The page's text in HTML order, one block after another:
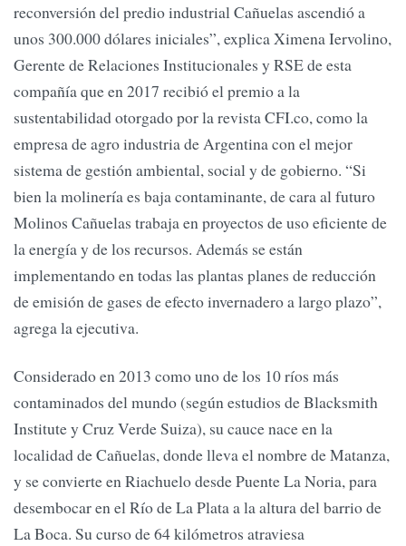
reconversión del predio industrial Cañuelas ascendió a
unos 300.000 dólares iniciales”, explica Ximena Iervolino,
Gerente de Relaciones Institucionales y RSE de esta
compañía que en 2017 recibió el premio a la
sustentabilidad otorgado por la revista CFI.co, como la
empresa de agro industria de Argentina con el mejor
sistema de gestión ambiental, social y de gobierno. “Si
bien la molinería es baja contaminante, de cara al futuro
Molinos Cañuelas trabaja en proyectos de uso eficiente de
la energía y de los recursos. Además se están
implementando en todas las plantas planes de reducción
de emisión de gases de efecto invernadero a largo plazo”,
agrega la ejecutiva.
Considerado en 2013 como uno de los 10 ríos más
contaminados del mundo (según estudios de Blacksmith
Institute y Cruz Verde Suiza), su cauce nace en la
localidad de Cañuelas, donde lleva el nombre de Matanza,
y se convierte en Riachuelo desde Puente La Noria, para
desembocar en el Río de La Plata a la altura del barrio de
La Boca. Su curso de 64 kilómetros atraviesa